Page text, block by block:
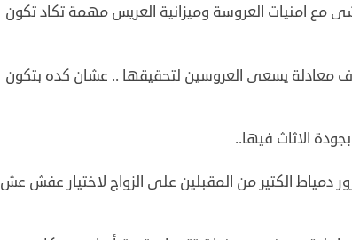
مع امنيات العروسة وميزانية العريس مهمة تكاد تكون
معادلة يسعى العروسين لتحقيقها .. عشان كده بتكون
الاثاث فيها..
دمياط الكتير من المقبلين على الزواج لاختيار عفش عش